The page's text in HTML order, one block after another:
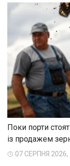
Поки порти
із продажем
07 СЕРПНЯ 2026,